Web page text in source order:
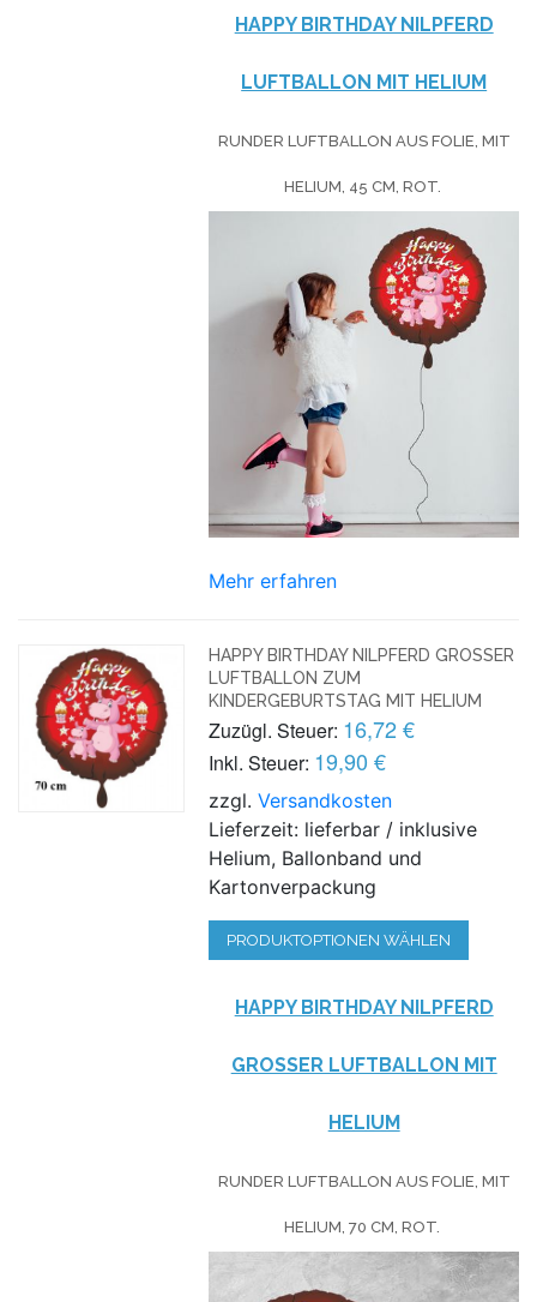
HAPPY BIRTHDAY NILPFERD
LUFTBALLON MIT HELIUM
RUNDER LUFTBALLON AUS FOLIE, MIT
HELIUM, 45 CM, ROT.
Mehr erfahren
HAPPY BIRTHDAY NILPFERD GROSSER L
UFTBALLON ZUM K
INDERGEBURTSTAG MIT HELIUM
Zuzügl. Steuer: 16,72 €
Inkl. Steuer: 19,90 €
zzgl.Versandkosten
Lieferzeit: lieferbar / inklusive
Helium, Ballonband und
Kartonverpackung
PRODUKTOPTIONEN WÄHLEN
HAPPY BIRTHDAY NILPFERD
GROSSER LUFTBALLON MIT H
ELIUM
RUNDER LUFTBALLON AUS FOLIE, MIT
HELIUM, 70 CM, ROT.